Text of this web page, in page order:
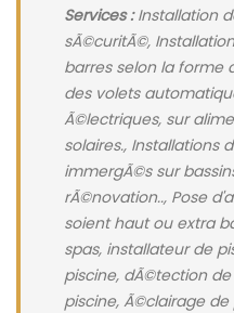
Services :Installation
sÃ©curitÃ©,
barres selon la forme
des volets
Ã©lectriques, sur
solaires., Installations
immergÃ©s sur
rÃ©novation.., Pose
soient haut ou extra
spas, installateur de
piscine, dÃ©tection
piscine, Ã©clairage